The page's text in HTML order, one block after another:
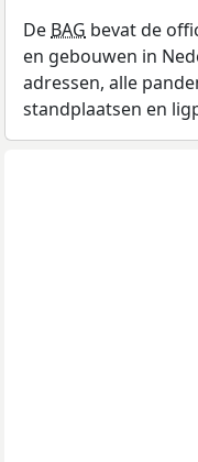
De BAG bevat de
en gebouwen in
adressen, alle
standplaatsen en